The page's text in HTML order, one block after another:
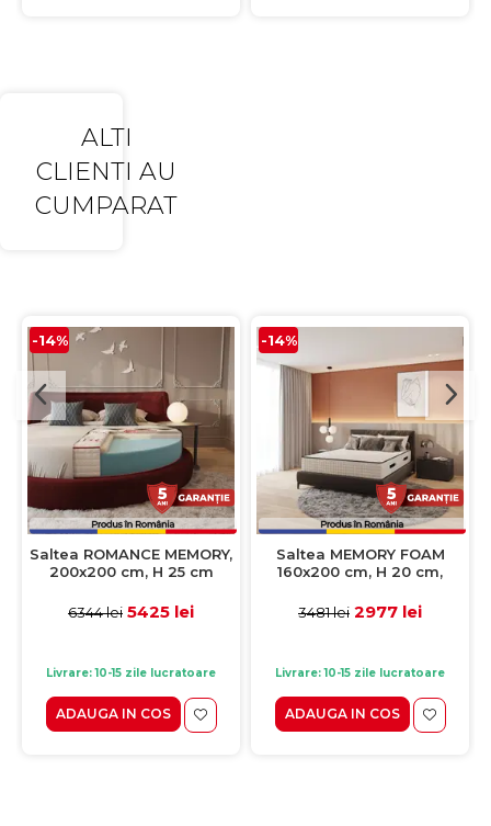
ALTI
CLIENTI AU
CUMPARAT
-14%
Saltea ROMANCE MEMORY,
200x200 cm, H 25 cm
6344 lei 5425 lei
Livrare: 10-15 zile lucratoare
ADAUGA IN COS
-14%
Saltea MEMORY FOAM
160x200 cm, H 20 cm,
3481 lei 2977 lei
Livrare: 10-15 zile lucratoare
ADAUGA IN COS